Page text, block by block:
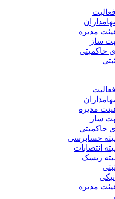
مدیره
ساز
حاکمیتی
مدیره
ساز
حاکمیتی
حسابرسی
انتصابات
ریسک
مدیره